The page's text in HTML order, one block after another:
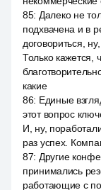
85: Далеко не
подхвачена и в
договориться,
Только кажется,
какие
86: Единые
этот вопрос
И, ну,
раз успех.
87: Другие
принимались
работающие с